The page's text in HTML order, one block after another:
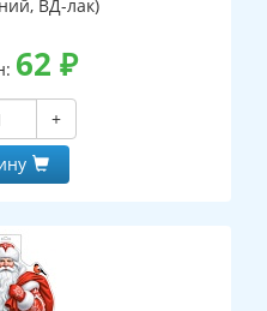
ВД-лак)
62 ₽
+